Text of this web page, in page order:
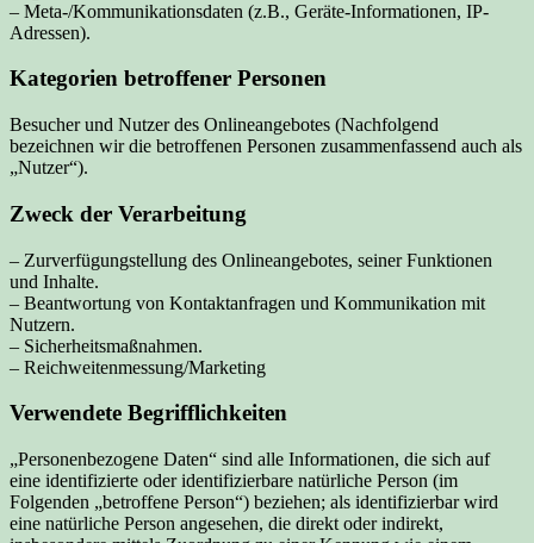
– Meta-/Kommunikationsdaten (z.B., Geräte-Informationen, IP-
Adressen).
Kategorien betroffener Personen
Besucher und Nutzer des Onlineangebotes (Nachfolgend
bezeichnen wir die betroffenen Personen zusammenfassend auch als
„Nutzer“).
Zweck der Verarbeitung
– Zurverfügungstellung des Onlineangebotes, seiner Funktionen
und Inhalte.
– Beantwortung von Kontaktanfragen und Kommunikation mit
Nutzern.
– Sicherheitsmaßnahmen.
– Reichweitenmessung/Marketing
Verwendete Begrifflichkeiten
„Personenbezogene Daten“ sind alle Informationen, die sich auf
eine identifizierte oder identifizierbare natürliche Person (im
Folgenden „betroffene Person“) beziehen; als identifizierbar wird
eine natürliche Person angesehen, die direkt oder indirekt,